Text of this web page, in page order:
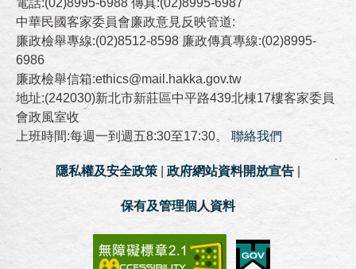
電話:(02)8995-6988 傳真:(02)8995-6987
中華民國客家委員會廉政意見反映管道:
廉政檢舉專線:(02)8512-8598 廉政傳真專線:(02)8995-
6986
廉政檢舉信箱:ethics@mail.hakka.gov.tw
地址:(242030)新北市新莊區中平路439北棟17樓客家委員
會政風室收
上班時間:每週一到週五8:30至17:30。 聯絡我們
隱私權及安全政策 政府網站資料開放宣告
保有及管理個人資料